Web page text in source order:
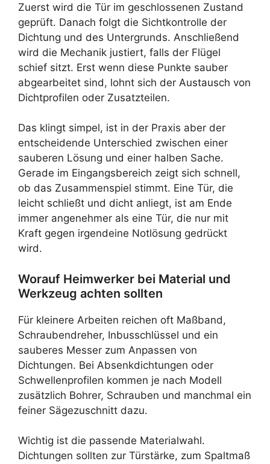
Zuerst wird die Tür im geschlossenen Zustand
geprüft. Danach folgt die Sichtkontrolle der
Dichtung und des Untergrunds. Anschließend
wird die Mechanik justiert, falls der Flügel
schief sitzt. Erst wenn diese Punkte sauber
abgearbeitet sind, lohnt sich der Austausch von
Dichtprofilen oder Zusatzteilen.
Das klingt simpel, ist in der Praxis aber der
entscheidende Unterschied zwischen einer
sauberen Lösung und einer halben Sache.
Gerade im Eingangsbereich zeigt sich schnell,
ob das Zusammenspiel stimmt. Eine Tür, die
leicht schließt und dicht anliegt, ist am Ende
immer angenehmer als eine Tür, die nur mit
Kraft gegen irgendeine Notlösung gedrückt
wird.
Worauf Heimwerker bei Material und
Werkzeug achten sollten
Für kleinere Arbeiten reichen oft Maßband,
Schraubendreher, Inbusschlüssel und ein
sauberes Messer zum Anpassen von
Dichtungen. Bei Absenkdichtungen oder
Schwellenprofilen kommen je nach Modell
zusätzlich Bohrer, Schrauben und manchmal ein
feiner Sägezuschnitt dazu.
Wichtig ist die passende Materialwahl.
Dichtungen sollten zur Türstärke, zum Spaltmaß